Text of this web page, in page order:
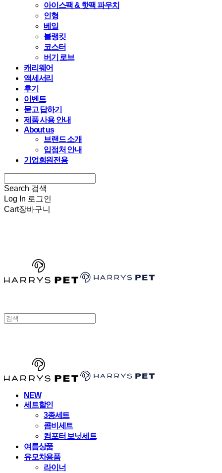
아이스팩 & 핫팩 파우치
인형
베일
블랭킷
코스터
버기 로브
캐리웨어
액세서리
후기
이벤트
묻고 답하기
제품 사용 안내
About us
브랜드 소개
입점처 안내
기업회원전용
Search 검색
Log In 로그인
Cart장바구니
NEW
세트할인
3종세트
콤비세트
컴포터 보닛세트
여름상품
유모차용품
라이너